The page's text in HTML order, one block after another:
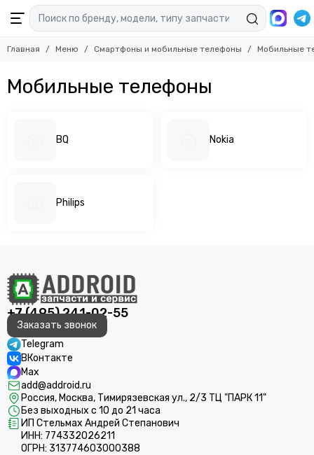
Главная Меню Смартфоны и мобильные телефоны Мобильные
Мобильные телефоны
BQ Nokia
Philips
+7 (495) 241-02-55
Заказать звонок
Telegram
ВКонтакте
Max
add@addroid.ru
Россия, Москва, Тимирязевская ул., 2/3 ТЦ "ПАРК 11"
Без выходных с 10 до 21 часа
ИП Стельмах Андрей Степанович
ИНН: 774332026211
ОГРН: 313774603000388